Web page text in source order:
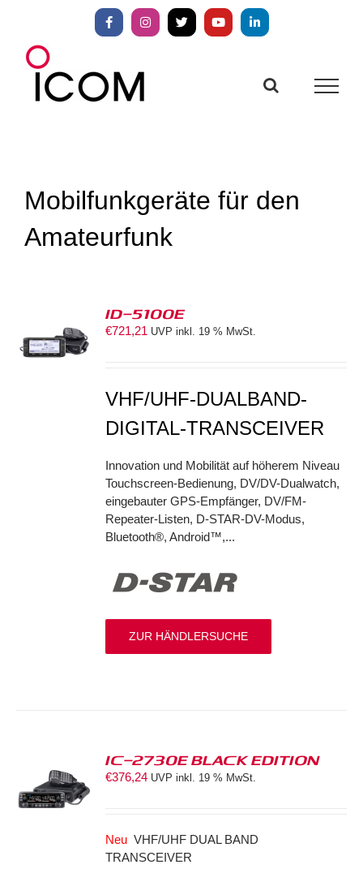
springen
FacebookInstagram
X YouTubeLinkedIn
Mobilfunkgeräte für den
Amateurfunk
ID-5100E
€721,21 UVP inkl. 19 % MwSt.
VHF/UHF-DUALBAND-
DIGITAL-TRANSCEIVER
Innovation und Mobilität auf höherem Niveau
Touchscreen-Bedienung, DV/DV-Dualwatch,
eingebauter GPS-Empfänger, DV/FM-
Repeater-Listen, D-STAR-DV-Modus,
Bluetooth®, Android™,...
ZUR HÄNDLERSUCHE
IC-2730E BLACK EDITION
€376,24 UVP inkl. 19 % MwSt.
Neu VHF/UHF DUAL BAND
TRANSCEIVER